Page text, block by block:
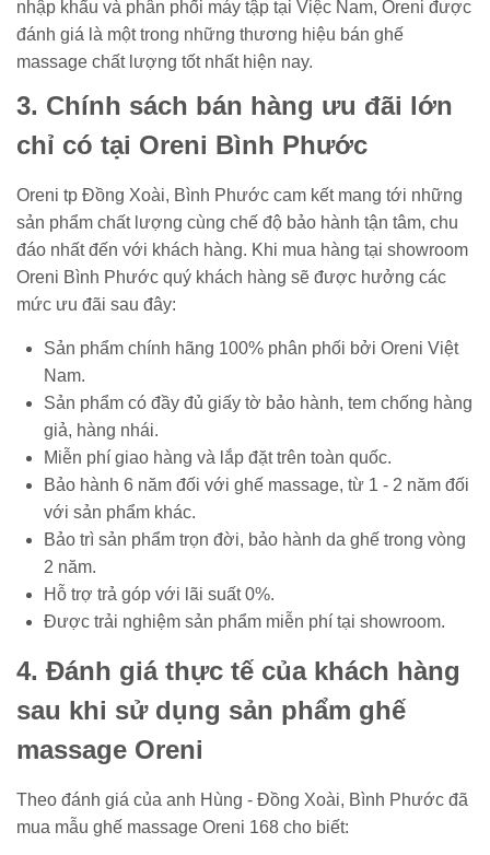
nhập khẩu và phân phối máy tập tại Việc Nam, Oreni được
đánh giá là một trong những thương hiệu bán ghế
massage chất lượng tốt nhất hiện nay.
3. Chính sách bán hàng ưu đãi lớn
chỉ có tại Oreni Bình Phước
Oreni tp Đồng Xoài, Bình Phước cam kết mang tới những
sản phẩm chất lượng cùng chế độ bảo hành tận tâm, chu
đáo nhất đến với khách hàng. Khi mua hàng tại showroom
Oreni Bình Phước quý khách hàng sẽ được hưởng các
mức ưu đãi sau đây:
Sản phẩm chính hãng 100% phân phối bởi Oreni Việt
Nam.
Sản phẩm có đầy đủ giấy tờ bảo hành, tem chống hàng
giả, hàng nhái.
Miễn phí giao hàng và lắp đặt trên toàn quốc.
Bảo hành 6 năm đối với ghế massage, từ 1 - 2 năm đối
với sản phẩm khác.
Bảo trì sản phẩm trọn đời, bảo hành da ghế trong vòng
2 năm.
Hỗ trợ trả góp với lãi suất 0%.
Được trải nghiệm sản phẩm miễn phí tại showroom.
4. Đánh giá thực tế của khách hàng
sau khi sử dụng sản phẩm ghế
massage Oreni
Theo đánh giá của anh Hùng - Đồng Xoài, Bình Phước đã
mua mẫu ghế massage Oreni 168 cho biết: